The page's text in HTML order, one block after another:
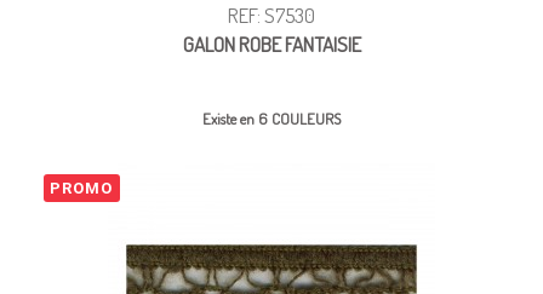
REF: S7530
GALON ROBE FANTAISIE
Existe en 6 COULEURS
PROMO